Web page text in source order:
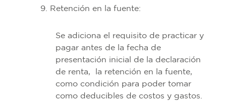
9. Retención en la fuente:
Se adiciona el requisito de practicar y
pagar antes de la fecha de
presentación inicial de la declaración
de renta, la retención en la fuente,
como condición para poder tomar
como deducibles de costos y gastos.